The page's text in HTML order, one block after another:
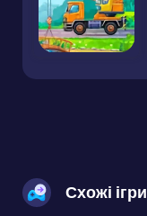
Схожі ігри